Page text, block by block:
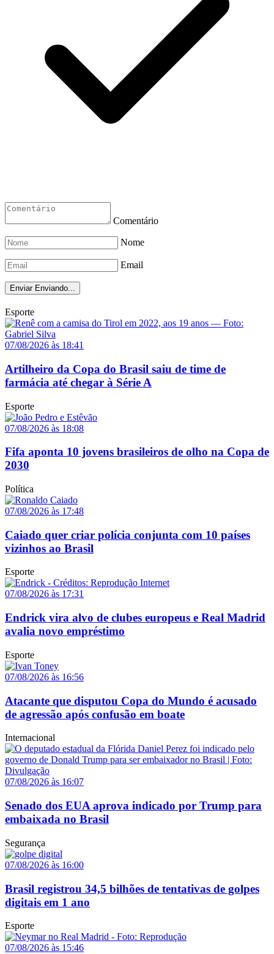
Comentário
Nome
Email
Enviar Enviando...
Esporte
07/08/2026 às 18:41
Artilheiro da Copa do Brasil saiu de time de
farmácia até chegar à Série A
Esporte
07/08/2026 às 18:08
Fifa aponta 10 jovens brasileiros de olho na Copa de
2030
Política
07/08/2026 às 17:48
Caiado quer criar polícia conjunta com 10 países
vizinhos ao Brasil
Esporte
07/08/2026 às 17:31
Endrick vira alvo de clubes europeus e Real Madrid
avalia novo empréstimo
Esporte
07/08/2026 às 16:56
Atacante que disputou Copa do Mundo é acusado
de agressão após confusão em boate
Internacional
07/08/2026 às 16:07
Senado dos EUA aprova indicado por Trump para
embaixada no Brasil
Segurança
07/08/2026 às 16:00
Brasil registrou 34,5 bilhões de tentativas de golpes
digitais em 1 ano
Esporte
07/08/2026 às 15:46